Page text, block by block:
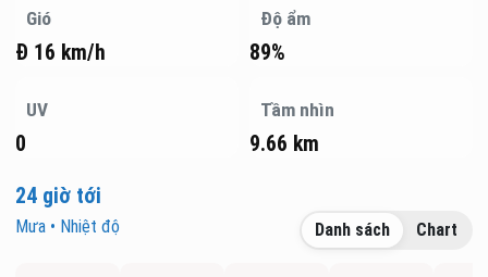
Gió
Đ 16 km/h
Độ ẩm
89%
UV
0
Tầm nhìn
9.66 km
24 giờ tới
Mưa • Nhiệt độ Danh sách Chart